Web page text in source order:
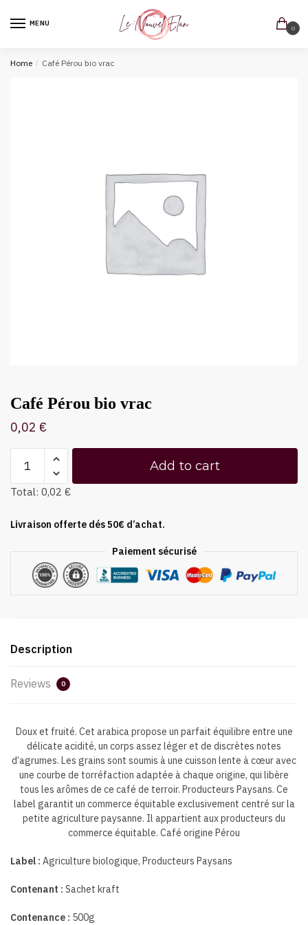
MENU
0
Home / Café Pérou bio vrac
Café Pérou bio vrac
0,02 €
Add to cart
Total: 0,02 €
Livraison offerte dés 50€ d’achat.
Paiement sécurisé
Description
Reviews 0
Doux et fruité. Cet arabica propose un parfait équilibre entre une
délicate acidité, un corps assez léger et de discrètes notes
d’agrumes. Les grains sont soumis à une cuisson lente à cœur avec
une courbe de torréfaction adaptée à chaque origine, qui libère
tous les arômes de ce café de terroir. Producteurs Paysans. Ce
label garantit un commerce équitable exclusivement centré sur la
petite agriculture paysanne. Il appartient aux producteurs du
commerce équitable. Café origine Pérou
Label : Agriculture biologique, Producteurs Paysans
Contenant : Sachet kraft
Contenance : 500g